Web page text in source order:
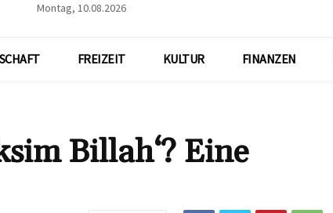
Montag, 10.08.2026
FREIZEIT KULTUR FINANZEN
Billah‘? Eine